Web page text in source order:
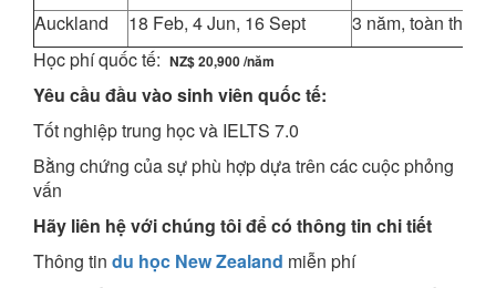
Auckland
18 Feb, 4 Jun, 16 Sept
3 năm, toàn thời
Học phí quốc tế: NZ$ 20,900 /năm
Yêu cầu đầu vào sinh viên quốc tế:
Tốt nghiệp trung học và IELTS 7.0
Bằng chứng của sự phù hợp dựa trên các cuộc phỏng
vấn
Hãy liên hệ với chúng tôi để có thông tin chi tiết
Thông tin du học New Zealand miễn phí